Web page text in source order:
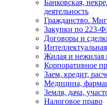
Банковская,
деятельность
Гражданство.
Закупки по 223-
Договоры и
Жилая и нежилая
Корпоративное
Заем, кредит,
Медицина,
Земля, дача,
Налоговое право